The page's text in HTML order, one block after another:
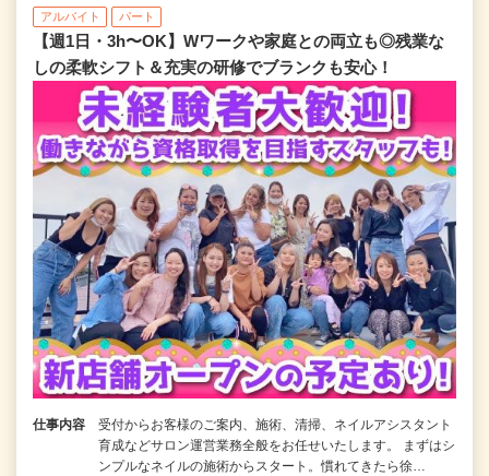
アルバイト パート
【週1日・3h〜OK】Wワークや家庭との両立も◎残業な
しの柔軟シフト＆充実の研修でブランクも安心！
仕事内容
受付からお客様のご案内、施術、清掃、ネイルアシスタント
育成などサロン運営業務全般をお任せいたします。 まずはシ
ンプルなネイルの施術からスタート。慣れてきたら徐…